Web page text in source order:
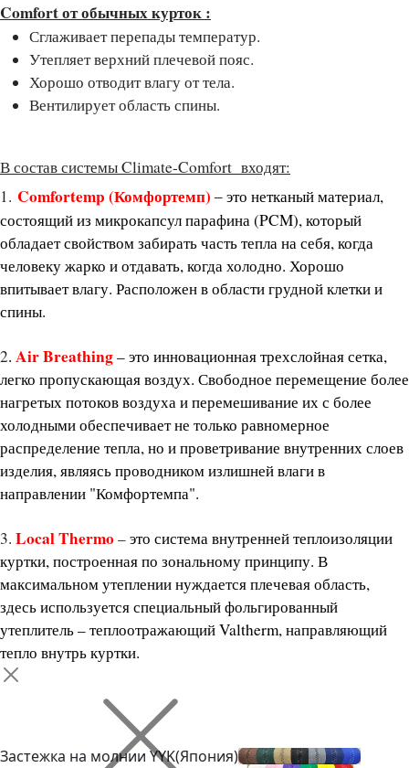
Comfort от обычных курток :
Сглаживает перепады температур.
Утепляет верхний плечевой пояс.
Хорошо отводит влагу от тела.
Вентилирует область спины.
В состав системы Climate-Comfort входят:
1. Comfortemp (Комфортемп) – это нетканый материал,
состоящий из микрокапсул парафина (PCM), который
обладает свойством забирать часть тепла на себя, когда
человеку жарко и отдавать, когда холодно. Хорошо
впитывает влагу. Расположен в области грудной клетки и
спины.
2. Air Breathing–это инновационная трехслойная сетка,
легко пропускающая воздух. Свободное перемещение более
нагретых потоков воздуха и перемешивание их с более
холодными обеспечивает не только равномерное
распределение тепла, но и проветривание внутренних слоев
изделия, являясь проводником излишней влаги в
направлении "Комфортемпа".
3. Local Thermo–это система внутренней теплоизоляции
куртки, построенная по зональному принципу. В
максимальном утеплении нуждается плечевая область,
здесь используется специальный фольгированный
утеплитель – теплоотражающий Valtherm, направляющий
тепло внутрь куртки.
Застежка на молнии YYK(Япония)